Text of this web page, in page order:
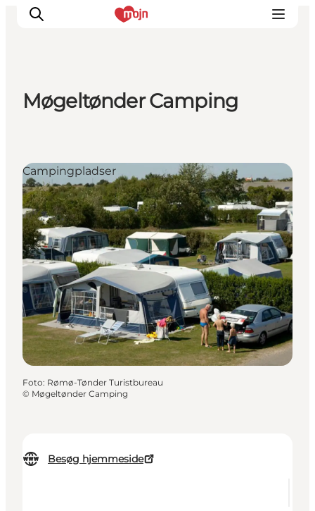
Det sker
Overnatning
Planlæg din ferie
Booking
Møgeltønder Camping
Besøg hjemmeside
Campingpladser
Foto: Rømø-Tønder Turistbureau
© Møgeltønder Camping